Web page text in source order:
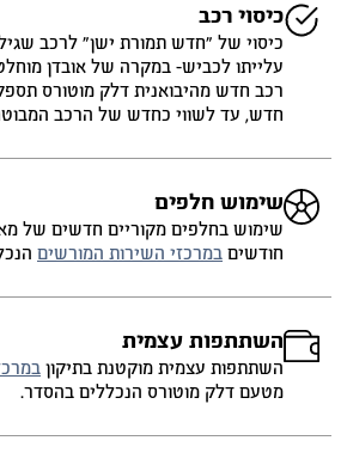
כיסוי רכב
עלייתו לכביש- במקרה של אובדן מוחלט
רכב חדש מהיבואנית דלק מוטורס תספק
חדש, עד לשווי כחדש של הרכב המבוטח
שימוש חלפים
חודשיםבמרכזי השירות המורשים
השתתפות עצמית
השתתפות עצמית מוקטנת בתיקון
מטעם דלק מוטורס הנכללים בהסדר.